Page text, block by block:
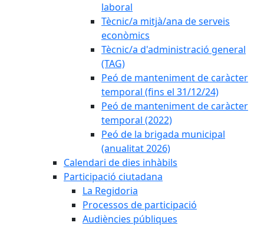
laboral
Tècnic/a mitjà/ana de serveis
econòmics
Tècnic/a d'administració general
(TAG)
Peó de manteniment de caràcter
temporal (fins el 31/12/24)
Peó de manteniment de caràcter
temporal (2022)
Peó de la brigada municipal
(anualitat 2026)
Calendari de dies inhàbils
Participació ciutadana
La Regidoria
Processos de participació
Audiències públiques